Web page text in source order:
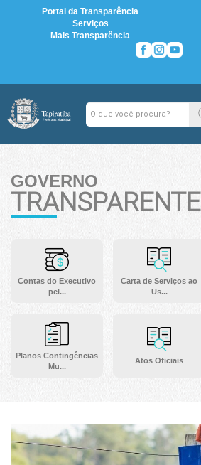
Portal da Transparência
Serviços
Mais Transparência
GOVERNO
TRANSPARENTE
Contas do Executivo
pel...
Planos Contingências
Mu...
Carta de Serviços ao
Us...
Atos Oficiais